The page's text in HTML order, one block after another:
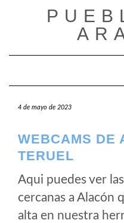
4 de mayo de 2023
WEBCAMS DE
TERUEL
Aqui puedes ver
cercanas a Alacón
alta en nuestra